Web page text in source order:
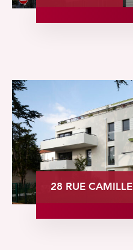
28 RUE CAMILLE